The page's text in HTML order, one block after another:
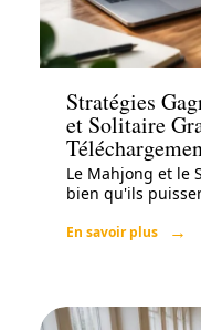
Stratégies
et Solitaire
Le Mahjong et le
bien qu'ils
En savoir plus